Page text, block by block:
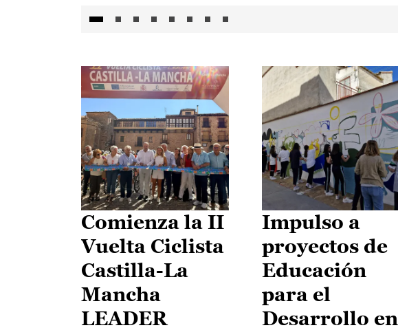
Comienza la II
Vuelta Ciclista
Castilla-La
Mancha
LEADER
Impulso a
proyectos de
Educación
para el
Desarrollo en